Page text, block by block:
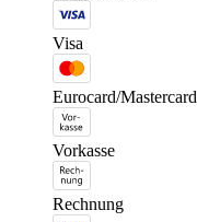
Visa
Eurocard/Mastercard
Vorkasse
Rechnung